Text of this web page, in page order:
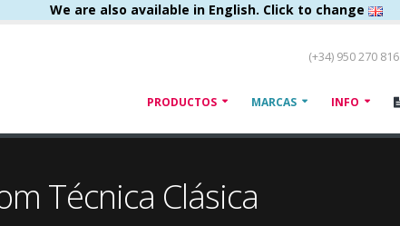
We are also available in English. Click to change
(+34) 950 270 816
PRODUCTOS MARCAS INFO
Técnica Clásica